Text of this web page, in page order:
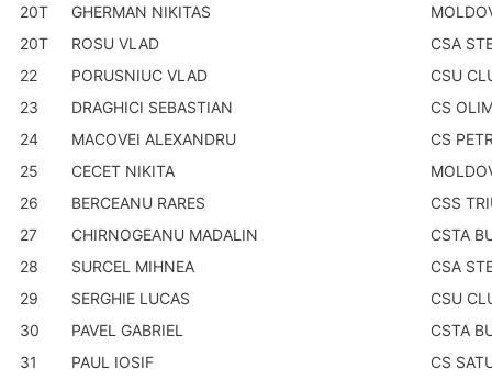
20T
GHERMAN NIKITAS
20T
ROSU VLAD
CSA
22
PORUSNIUC VLAD
CSU
23
DRAGHICI SEBASTIAN
CS
24
MACOVEI ALEXANDRU
CS
25
CECET NIKITA
26
BERCEANU RARES
CSS
27
CHIRNOGEANU MADALIN
CSTA
28
SURCEL MIHNEA
CSA
29
SERGHIE LUCAS
CSU
30
PAVEL GABRIEL
CSTA
31
PAUL IOSIF
CS